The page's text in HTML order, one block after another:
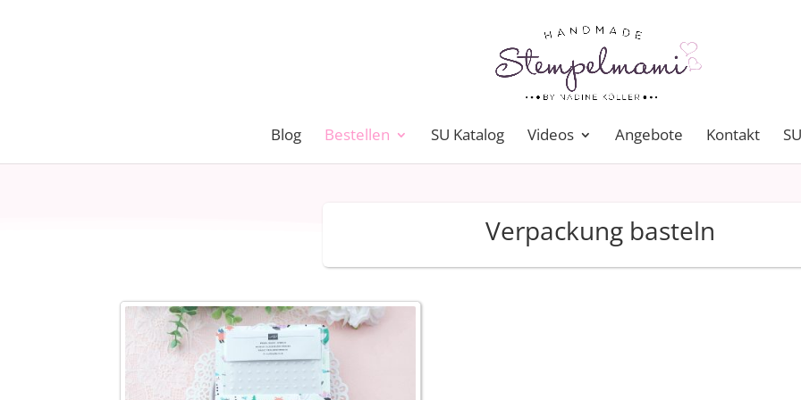
Blog Bestellen SU Katalog Videos Angebote Kontakt
Verpackung basteln